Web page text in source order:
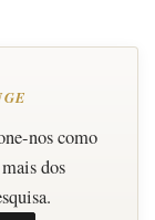
nos como
dos